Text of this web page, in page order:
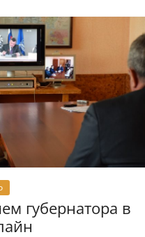
губернатора в